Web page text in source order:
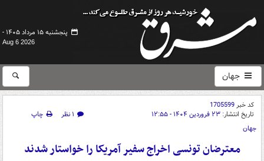
پنجشنبه ۱۵ مرداد ۱۴۰۵ -
Aug 6 2026
جهان
کد خبر1705599
تاریخ انتشار: ۲۳ فروردین ۱۴۰۴ - ۱۲:۵۵ ۱ نظر
چاپ
جهان
معترضان تونسی اخراج سفیر آمریکا را خواستار شدند